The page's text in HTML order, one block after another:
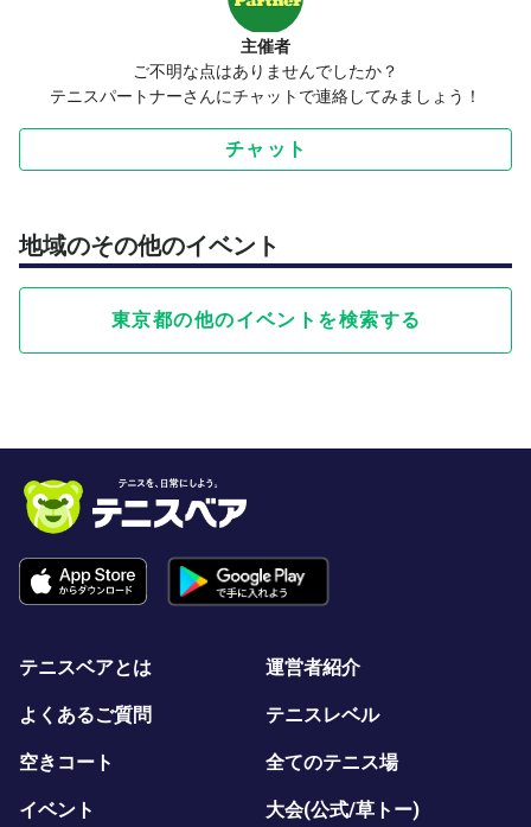
主催者
ご不明な点はありませんでしたか？
テニスパートナーさんにチャットで連絡してみましょう！
チャット
地域のその他のイベント
東京都の他のイベントを検索する
テニスベアとは 運営者紹介
よくあるご質問 テニスレベル
空きコート 全てのテニス場
イベント 大会(公式/草トー)